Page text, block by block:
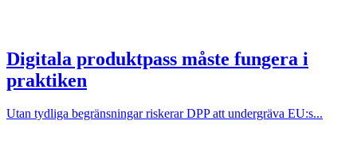
Digitala produktpass måste fungera i
praktiken
Utan tydliga begränsningar riskerar DPP att undergräva EU:s...